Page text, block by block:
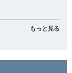
もっと見る